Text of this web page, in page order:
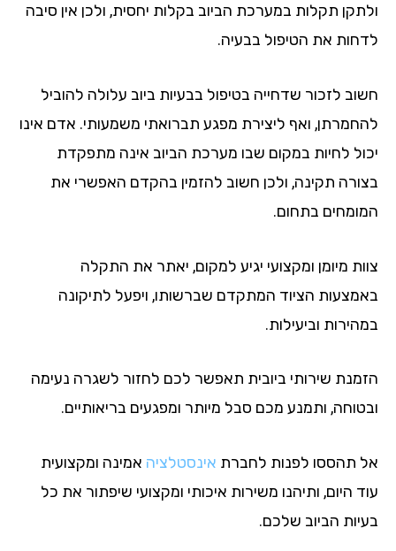
תקלות במערכת הביוב בקלות יחסית, ולכן אין סיבה
את הטיפול בבעיה.
לזכור שדחייה בטיפול בבעיות ביוב עלולה להוביל
ואף ליצירת מפגע תברואתי משמעותי. אדם אינו
לחיות במקום שבו מערכת הביוב אינה מתפקדת
תקינה, ולכן חשוב להזמין בהקדם האפשרי את
בתחום.
מיומן ומקצועי יגיע למקום, יאתר את התקלה
הציוד המתקדם שברשותו, ויפעל לתיקונה
וביעילות.
שירותי ביובית תאפשר לכם לחזור לשגרה נעימה
ותמנע מכם סבל מיותר ומפגעים בריאותיים.
תהססו לפנות לחברתאינסטלציהאמינה ומקצועית
היום, ותיהנו משירות איכותי ומקצועי שיפתור את כל
הביוב שלכם.